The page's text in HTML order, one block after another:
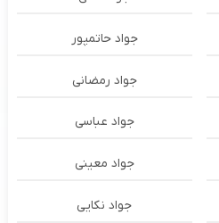
جواد حاتمپور
جواد رمضانی
جواد عباسی
جواد معینی
جواد نکایی